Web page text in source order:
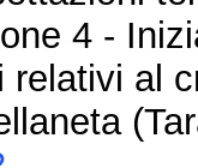
4 -
relativi al